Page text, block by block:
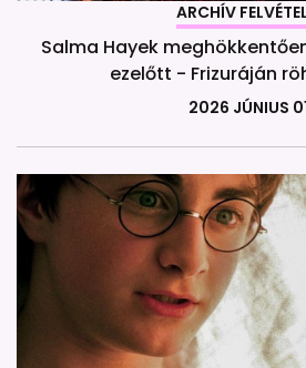
ARCHÍV FELVÉTEL
Salma Hayek
ezelőtt - Frizuráján
2026 JÚNIUS